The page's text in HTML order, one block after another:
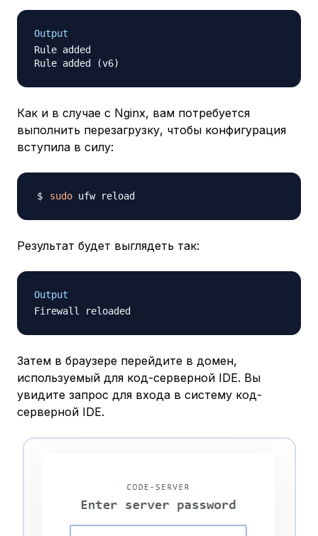
Output
Rule added
Как и в случае с Nginx, вам потребуется
выполнить перезагрузку, чтобы конфигурация
вступила в силу:
sudo
Результат будет выглядеть так:
Output
Затем в браузере перейдите в домен,
используемый для код-серверной IDE. Вы
увидите запрос для входа в систему код-
серверной IDE.